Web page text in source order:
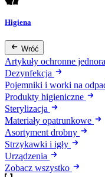
Higiena
Wróć
Artykuły ochronne
Dezynfekcja
Pojemniki i worki na
Produkty higieniczne
Sterylizacja
Materiały opatrunkowe
Asortyment drobny
Strzykawki i igły
Urządzenia
Zobacz wszystko